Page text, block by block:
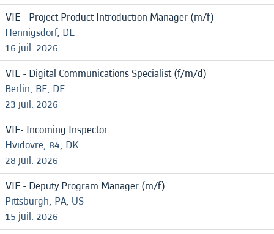
VIE - Project Product Introduction Manager (m/f)
Hennigsdorf, DE
16 juil. 2026
VIE - Digital Communications Specialist (f/m/d)
Berlin, BE, DE
23 juil. 2026
VIE- Incoming Inspector
Hvidovre, 84, DK
28 juil. 2026
VIE - Deputy Program Manager (m/f)
Pittsburgh, PA, US
15 juil. 2026